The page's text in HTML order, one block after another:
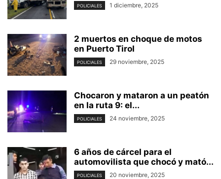
POLICIALES 1 diciembre, 2025
2 muertos en choque de motos
en Puerto Tirol
POLICIALES 29 noviembre, 2025
Chocaron y mataron a un peatón
en la ruta 9: el...
POLICIALES 24 noviembre, 2025
6 años de cárcel para el
automovilista que chocó y mató...
POLICIALES 20 noviembre, 2025